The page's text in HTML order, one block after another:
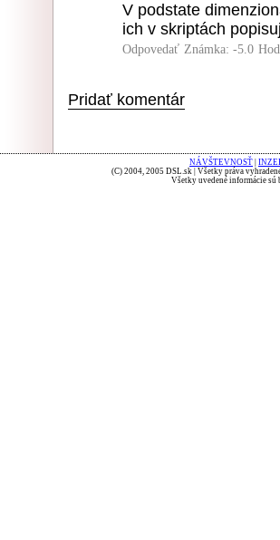
V podstate
ich v skriptách
Odpovedať Známka: -5.0
Pridať komentár
NÁVŠTEVNOSŤ
(C) 2004, 2005 DSL.sk | Všetky práva
Všetky uvedené informácie sú